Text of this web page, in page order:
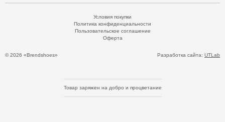
© 2026 «Brendshoes»
Условия покупки
Политика конфиденциальности
Пользовательское соглашение
Оферта
Разработка сайта: UTLab
Товар заряжен на добро и процветание